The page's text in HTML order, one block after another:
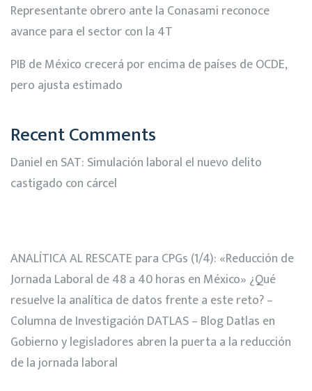
Representante obrero ante la Conasami reconoce
avance para el sector con la 4T
PIB de México crecerá por encima de países de OCDE,
pero ajusta estimado
Recent Comments
Daniel en SAT: Simulación laboral el nuevo delito
castigado con cárcel
ANALÍTICA AL RESCATE para CPGs (1/4): «Reducción de
Jornada Laboral de 48 a 40 horas en México» ¿Qué
resuelve la analítica de datos frente a este reto? –
Columna de Investigación DATLAS – Blog Datlas en
Gobierno y legisladores abren la puerta a la reducción
de la jornada laboral